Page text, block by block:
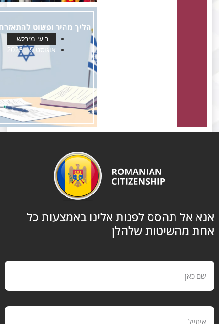
הליך מהיר ופשוט להתאזרחות
רועי מירלש
אוגוסט 19, 2025
אל תהסס לפנות אלינו באמצעות כל
מהשיטות שלהלן